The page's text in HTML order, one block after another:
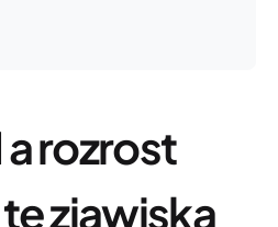
a rozrost
zjawiska